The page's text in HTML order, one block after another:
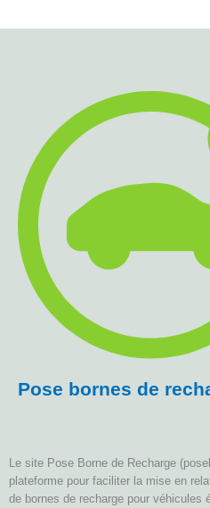
Pose bornes de
Le site Pose Borne de Recharge
plateforme pour faciliter la mise en
de bornes de recharge pour véhicules